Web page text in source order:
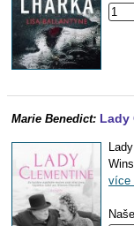
Marie Benedict: Lady
více